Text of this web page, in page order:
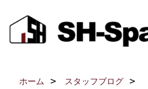
ホーム スタッフブログ